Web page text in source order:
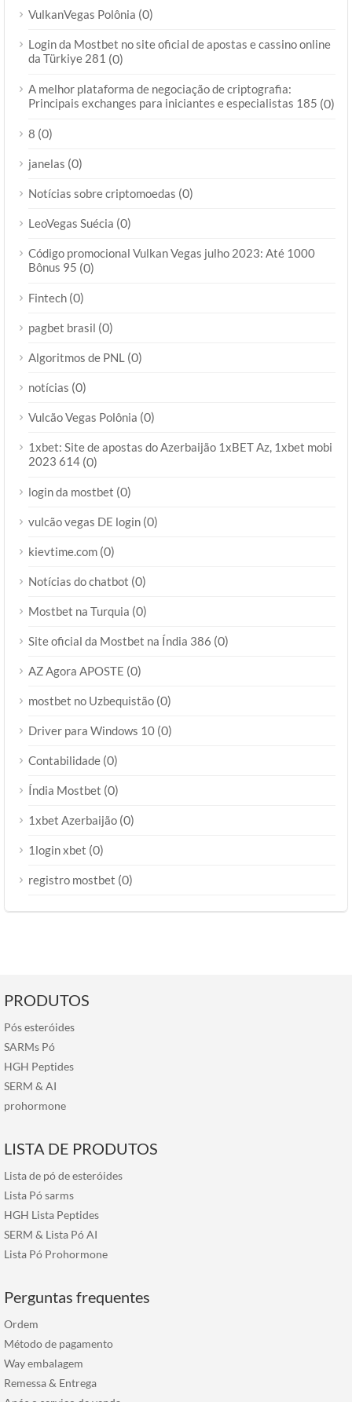
VulkanVegas Polônia (0)
Login da Mostbet no site oficial de apostas e cassino online
da Türkiye 281 (0)
A melhor plataforma de negociação de criptografia:
Principais exchanges para iniciantes e especialistas 185 (0)
8 (0)
janelas (0)
Notícias sobre criptomoedas (0)
LeoVegas Suécia (0)
Código promocional Vulkan Vegas julho 2023: Até 1000
Bônus 95 (0)
Fintech (0)
pagbet brasil (0)
Algoritmos de PNL (0)
notícias (0)
Vulcão Vegas Polônia (0)
1xbet: Site de apostas do Azerbaijão 1xBET Az, 1xbet mobi
2023 614 (0)
login da mostbet (0)
vulcão vegas DE login (0)
kievtime.com (0)
Notícias do chatbot (0)
Mostbet na Turquia (0)
Site oficial da Mostbet na Índia 386 (0)
AZ Agora APOSTE (0)
mostbet no Uzbequistão (0)
Driver para Windows 10 (0)
Contabilidade (0)
Índia Mostbet (0)
1xbet Azerbaijão (0)
1login xbet (0)
registro mostbet (0)
PRODUTOS
Pós esteróides
SARMs Pó
HGH Peptides
SERM & AI
prohormone
LISTA DE PRODUTOS
Lista de pó de esteróides
Lista Pó sarms
HGH Lista Peptides
SERM & Lista Pó AI
Lista Pó Prohormone
Perguntas frequentes
Ordem
Método de pagamento
Way embalagem
Remessa & Entrega